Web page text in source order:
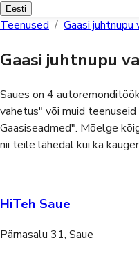
Eesti
Teenused / Gaasi juhtnupu
Gaasi juhtnupu
Saues on 4
vahetus" või muid
Gaasiseadmed". Mõelge
nii teile lähedal kui ka
HiTeh Saue
Pärnasalu 31, Saue